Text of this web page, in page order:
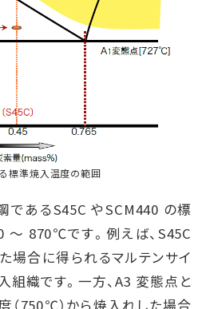
標準焼入温度の範囲
あるS45C やSCM440 の標
870℃です。例えば、S45C
場合に得られるマルテンサイ
組織です。一方、A3 変態点と
（750℃）から焼入れした場合